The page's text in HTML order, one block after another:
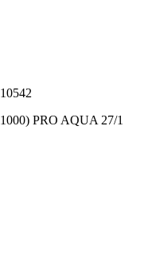
PRO AQUA 27/1